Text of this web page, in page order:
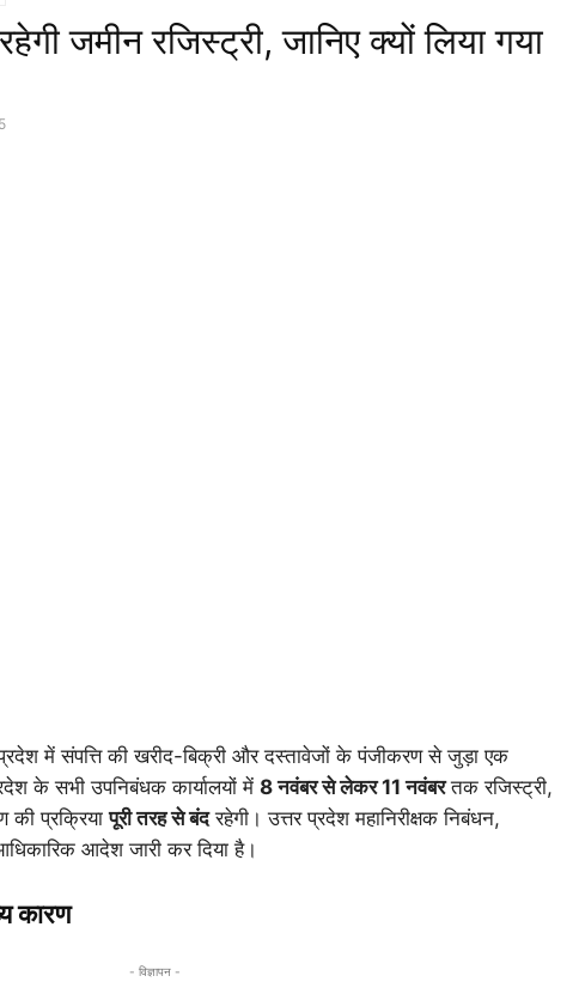
जमीन रजिस्ट्री, जानिए क्यों लिया गया
में संपत्ति की खरीद-बिक्री और दस्तावेजों के पंजीकरण से जुड़ा एक
के सभी उपनिबंधक कार्यालयों में 8 नवंबर से लेकर 11 नवंबरतक रजिस्ट्री,
की प्रक्रियापूरी तरह से बंदरहेगी। उत्तर प्रदेश महानिरीक्षक निबंधन,
आदेश जारी कर दिया है।
कारण
- विज्ञापन -